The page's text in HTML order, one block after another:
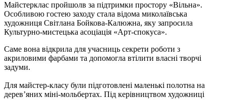
Майстерклас пройшолв за підтримки простору «Вільна».
Особливою гостею заходу стала відома миколаївська
художниця Світлана Бойкова-Калюжна, яку запросила
Культурно-мистецька асоціація «Арт-спокуса».
Саме вона відкрила для учасниць секрети роботи з
акриловими фарбами та допомогла втілити власні творчі
задуми.
Для майстер-класу були підготовлені маленькі полотна на
дерев’яних міні-мольбертах. Під керівництвом художниці